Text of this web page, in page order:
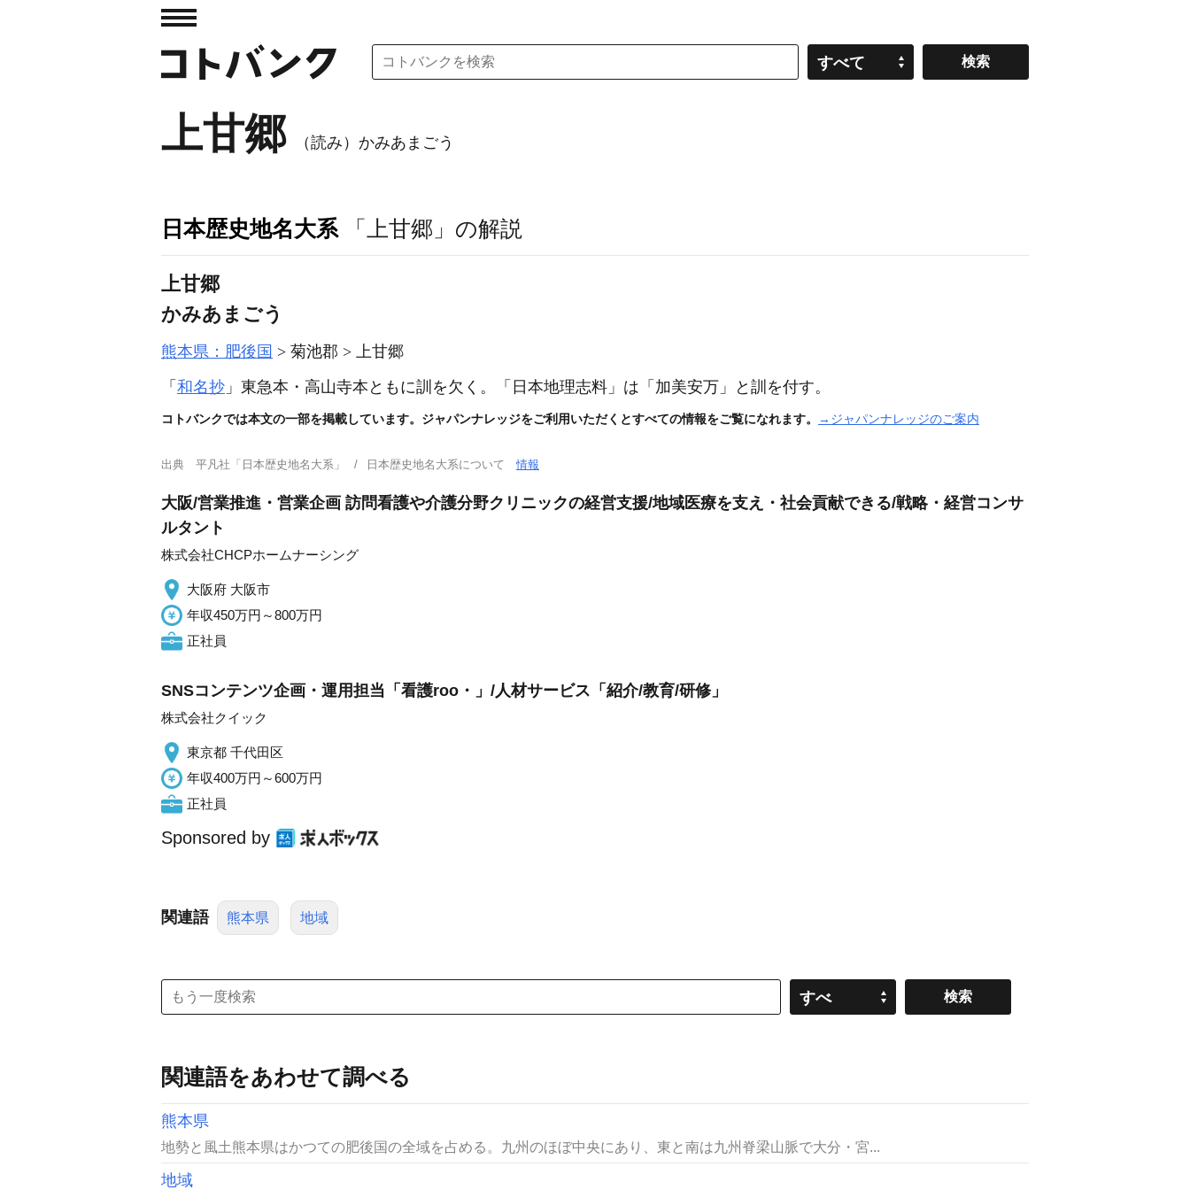
すべて
上甘郷 （読み）かみあまごう
日本歴史地名大系 「上甘郷」の解説
上甘郷
かみあまごう
熊本県：肥後国 菊池郡
上甘郷
「 和名抄 」東急本・高山寺本ともに訓を欠く。「日本地理志料」は「加美安万」と訓を付す。
コトバンクでは本文の一部を掲載しています。ジャパンナレッジをご利用いただくとすべての情報をご覧になれます。 →ジャパンナレッジのご案内
出典 平凡社「日本歴史地名大系」 日本歴史地名大系について情報
大阪/営業推進・営業企画 訪問看護や介護分野クリニックの経営支援/地域医療を支え・社会貢献できる/戦略・経営コンサ
ルタント
株式会社CHCPホームナーシング
大阪府 大阪市
年収450万円～800万円
正社員
SNSコンテンツ企画・運用担当「看護roo・」/人材サービス「紹介/教育/研修」
株式会社クイック
東京都 千代田区
年収400万円～600万円
正社員
Sponsored by
関連語 熊本県 地域
すべ
関連語をあわせて調べる
熊本県
地勢と風土熊本県はかつての肥後国の全域を占める。九州のほぼ中央にあり、東と南は九州脊梁山脈で大分・宮...
地域